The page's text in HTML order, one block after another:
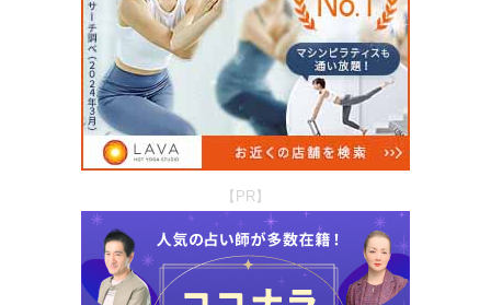
【PR】